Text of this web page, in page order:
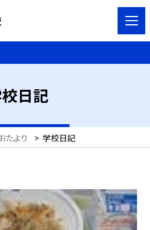
日記
たより > 学校日記